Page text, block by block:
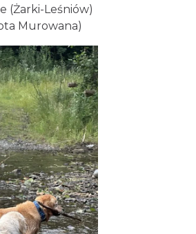
(Żarki-Leśniów)
Murowana)